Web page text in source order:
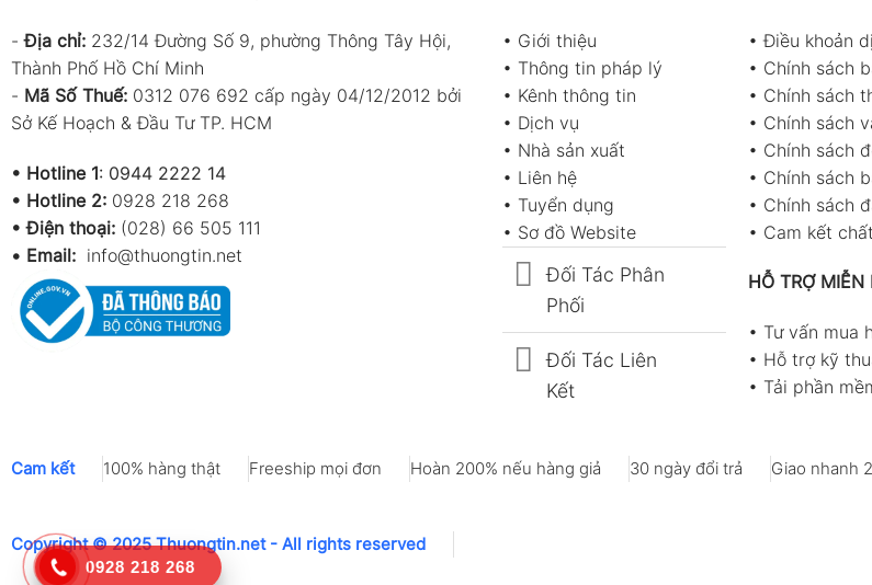
-Địa chỉ: 232/14 Đường Số 9, phường Thông Tây Hội,
Thành Phố Hồ Chí Minh
- Mã Số Thuế: 0312 076 692 cấp ngày 04/12/2012 bởi
Sở Kế Hoạch & Đầu Tư TP. HCM
• Hotline 1: 0944 2222 14
• Hotline 2: 0928 218 268
• Điện thoại: (028) 66 505 111
• Email: info@thuongtin.net
• Giới thiệu
• Thông tin pháp lý
• Kênh thông tin
• Dịch vụ
• Nhà sản xuất
• Liên hệ
• Tuyển dụng
• Sơ đồ Website
Đối Tác Phân
Phối
Đối Tác Liên
Kết
•Điều khoản
• Chính sách
• Chính sách
• Chính sách
• Chính sách
• Chính sách
• Chính sách
• Cam kết
HỖ TRỢ MIỄN
• Tư vấn mua
• Hỗ trợ kỹ
• Tải phần
Cam kết 100% hàng thật Freeship mọi đơn Hoàn 200% nếu hàng giả 30 ngày đổi trả Giao nhanh
Copyright © 2025 Thuongtin.net - All rights reserved
0928 218 268